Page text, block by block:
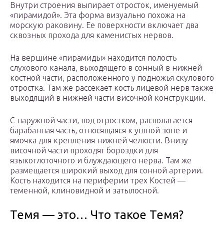
Внутри строения выпирает отросток, именуемый
«пирамидой». Эта форма визуально похожа на
морскую раковину. Ее поверхности включает два
сквозных прохода для каменистых нервов.
На вершине «пирамиды» находится полость
слухового канала, выходящего в сонный в нижней
костной части, расположенного у подножья скулового
отростка. Там же рассекает кость лицевой нерв также
выходящий в нижней части височной конструкции.
С наружной части, под отростком, располагается
барабанная часть, относящаяся к ушной зоне и
ямочка для крепления нижней челюсти. Внизу
височной части проходят бороздки для
языкоглоточного и блуждающего нерва. Там же
размещается широкий выход для сонной артерии.
Кость находится на периферии трех Костей —
теменной, клиновидной и затылосной.
Темя — это… Что такое Темя?